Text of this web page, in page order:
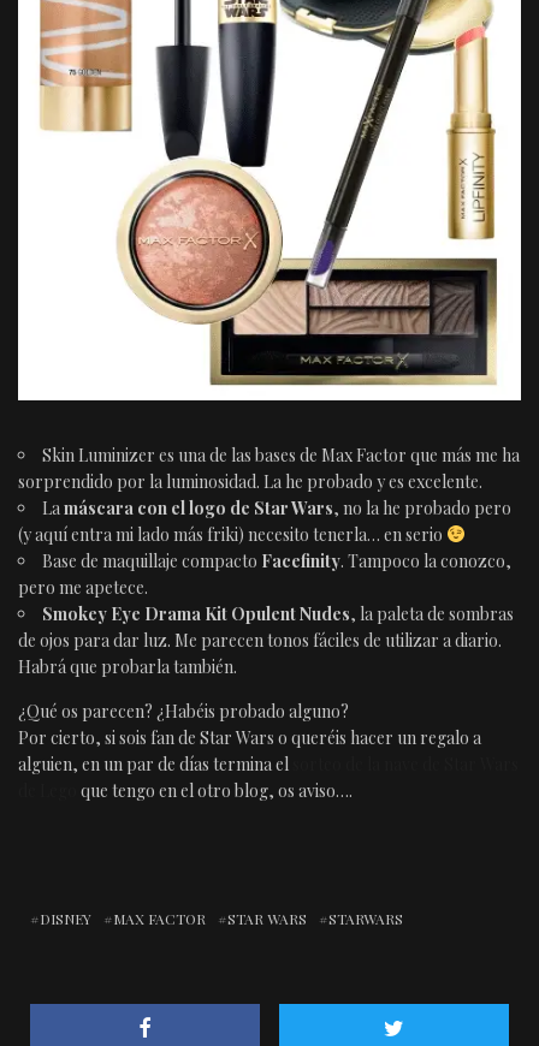
Skin Luminizer es una de las bases de Max Factor que más me ha
sorprendido por la luminosidad. La he probado y es excelente.
La máscara con el logo de Star Wars, no la he probado pero
(y aquí entra mi lado más friki) necesito tenerla… en serio
Base de maquillaje compacto Facefinity. Tampoco la conozco,
pero me apetece.
Smokey Eye Drama Kit Opulent Nudes, la paleta de sombras
de ojos para dar luz. Me parecen tonos fáciles de utilizar a diario.
Habrá que probarla también.
¿Qué os parecen? ¿Habéis probado alguno?
Por cierto, si sois fan de Star Wars o queréis hacer un regalo a
alguien, en un par de días termina el
que tengo en el otro blog, os aviso….
DISNEY MAX FACTOR STAR WARS STARWARS